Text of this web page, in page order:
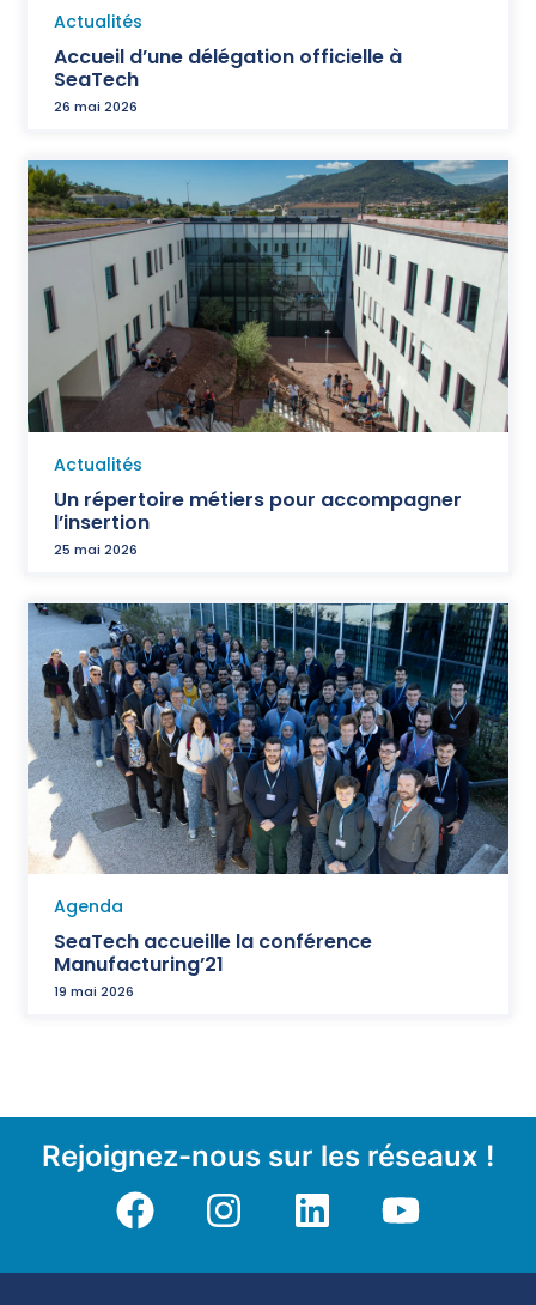
Actualités
Accueil d’une délégation officielle à
SeaTech
26 mai 2026
Actualités
Un répertoire métiers pour accompagner
l’insertion
25 mai 2026
Agenda
SeaTech accueille la conférence
Manufacturing’21
19 mai 2026
Rejoignez-nous sur les réseaux !